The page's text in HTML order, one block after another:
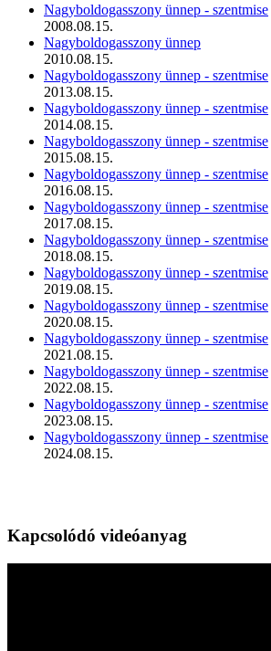
Nagyboldogasszony ünnep - szentmise
2008.08.15.
Nagyboldogasszony ünnep
2010.08.15.
Nagyboldogasszony ünnep - szentmise
2013.08.15.
Nagyboldogasszony ünnep - szentmise
2014.08.15.
Nagyboldogasszony ünnep - szentmise
2015.08.15.
Nagyboldogasszony ünnep - szentmise
2016.08.15.
Nagyboldogasszony ünnep - szentmise
2017.08.15.
Nagyboldogasszony ünnep - szentmise
2018.08.15.
Nagyboldogasszony ünnep - szentmise
2019.08.15.
Nagyboldogasszony ünnep - szentmise
2020.08.15.
Nagyboldogasszony ünnep - szentmise
2021.08.15.
Nagyboldogasszony ünnep - szentmise
2022.08.15.
Nagyboldogasszony ünnep - szentmise
2023.08.15.
Nagyboldogasszony ünnep - szentmise
2024.08.15.
Kapcsolódó videóanyag